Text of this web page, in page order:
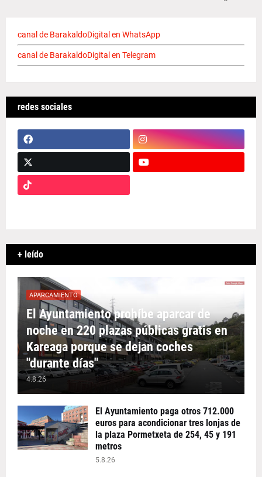
canal de BarakaldoDigital en WhatsApp
canal de BarakaldoDigital en Telegram
redes sociales
+ leído
APARCAMIENTO
El Ayuntamiento prohíbe aparcar de
noche en 220 plazas públicas gratis en
Kareaga porque se dejan coches
"durante días"
4.8.26
El Ayuntamiento paga otros 712.000
euros para acondicionar tres lonjas de
la plaza Pormetxeta de 254, 45 y 191
metros
5.8.26